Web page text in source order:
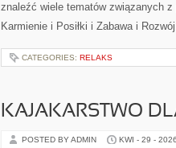
znaleźć wiele tematów związanych
Karmienie i Posiłki i Zabawa i
CATEGORIES: RELAKS
KAJAKARSTWO
POSTED BY ADMIN KWI - 29 - 2026